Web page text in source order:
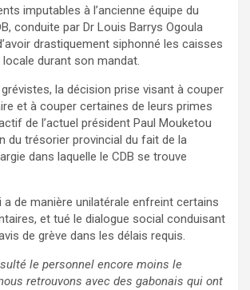
imputables à l’ancienne équipe du
conduite par Dr Louis Barrys Ogoula
drastiquement siphonné les caisses
durant son mandat.
la décision prise visant à couper
et à couper certaines de leurs primes
de l’actuel président Paul Mouketou
du trésorier provincial du fait de la
dans laquelle le CDB se trouve
a de manière unilatérale enfreint certains
et tué le dialogue social conduisant
de grève dans les délais requis.
le personnel encore moins le
retrouvons avec des gabonais qui ont